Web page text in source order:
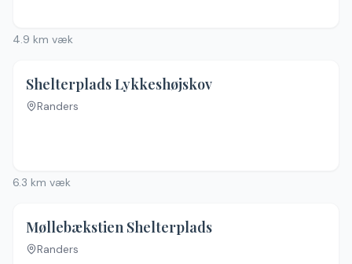
4.9 km væk
Shelterplads Lykkeshøjskov
Randers
6.3 km væk
Møllebækstien Shelterplads
Randers